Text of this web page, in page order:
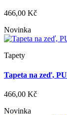
466,00 Kč
Novinka
Tapety
Tapeta na zeď,
466,00 Kč
Novinka